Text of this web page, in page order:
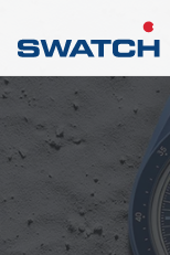
principal